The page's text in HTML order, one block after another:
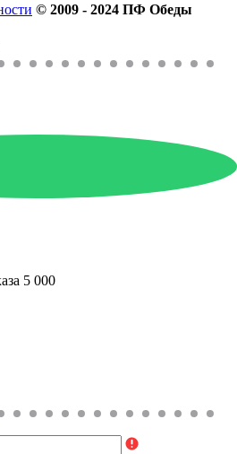
© 2009 - 2024 ПФ Обеды
5 000